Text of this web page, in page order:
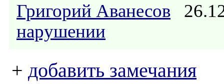
Григорий Аванесов
нарушении
+ добавить замечания